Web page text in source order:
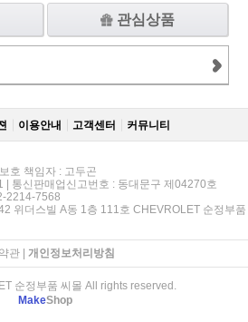
관심상품
이용안내 고객센터 커뮤니티
호 책임자 : 고두곤
통신판매업신고번호 : 동대문구 제04270호
2214-7568
위더스빌 A동 1층 111호 CHEVROLET 순정부품
관| 개인정보처리방침
순정부품 씨몰 All rights reserved.
MakeShop